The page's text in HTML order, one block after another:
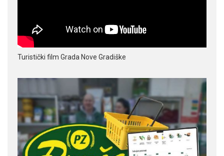
Turistički film Grada Nove Gradiške